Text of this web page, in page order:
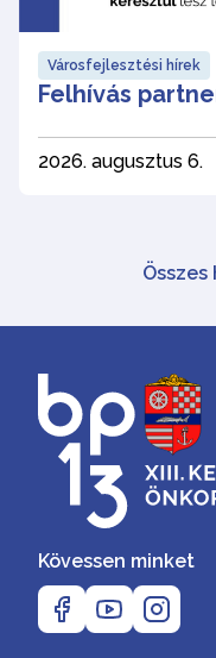
Városfejlesztési hírek
Felhívás
2026. augusztus 6.
Kövessen minket